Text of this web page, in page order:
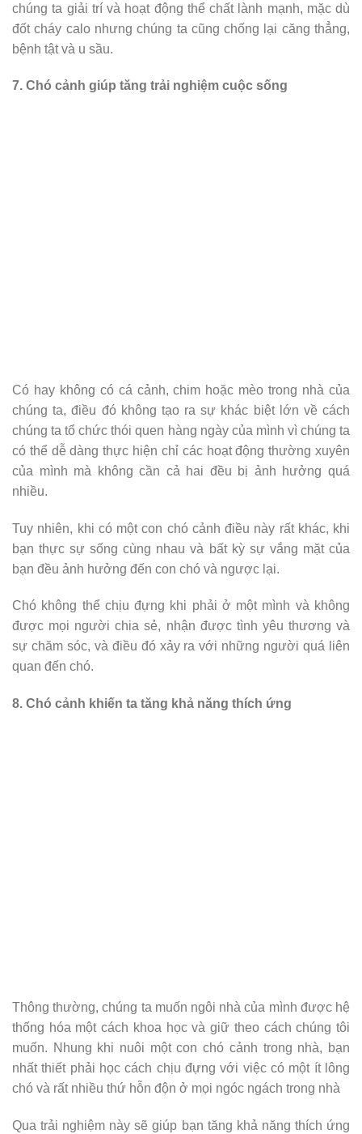
chúng ta giải trí và hoạt động thể chất lành mạnh, mặc dù
đốt cháy calo nhưng chúng ta cũng chống lại căng thẳng,
bệnh tật và u sầu.
7. Chó cảnh giúp tăng trải nghiệm cuộc sống
Có hay không có cá cảnh, chim hoặc mèo trong nhà của
chúng ta, điều đó không tạo ra sự khác biệt lớn về cách
chúng ta tổ chức thói quen hàng ngày của mình vì chúng ta
có thể dễ dàng thực hiện chỉ các hoạt động thường xuyên
của mình mà không cần cả hai đều bị ảnh hưởng quá
nhiều.
Tuy nhiên, khi có một con chó cảnh điều này rất khác, khi
bạn thực sự sống cùng nhau và bất kỳ sự vắng mặt của
bạn đều ảnh hưởng đến con chó và ngược lại.
Chó không thể chịu đựng khi phải ở một mình và không
được mọi người chia sẻ, nhận được tình yêu thương và
sự chăm sóc, và điều đó xảy ra với những người quá liên
quan đến chó.
8. Chó cảnh khiến ta tăng khả năng thích ứng
Thông thường, chúng ta muốn ngôi nhà của mình được hệ
thống hóa một cách khoa học và giữ theo cách chúng tôi
muốn. Nhung khi nuôi một con chó cảnh trong nhà, bạn
nhất thiết phải học cách chịu đựng với việc có một ít lông
chó và rất nhiều thứ hỗn độn ở mọi ngóc ngách trong nhà
Qua trải nghiệm này sẽ giúp bạn tăng khả năng thích ứng